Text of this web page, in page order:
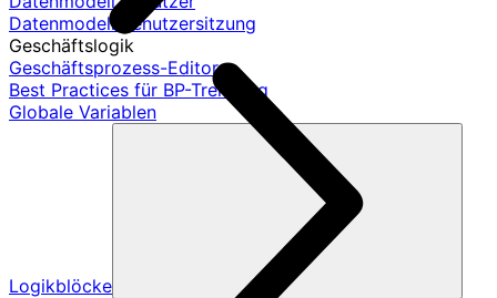
Datenmodell Benutzersitzung
Geschäftslogik
Geschäftsprozess-Editor
Best Practices für BP-Trennung
Globale Variablen
Logikblöcke